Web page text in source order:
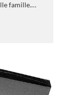
famille.…